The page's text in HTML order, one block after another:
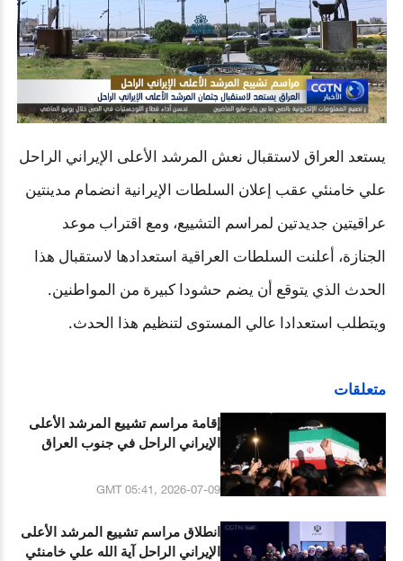
Mute Loaded:
24.45%
Playback
Rate
Auto
Auto
يستعد العراق لاستقبال نعش المرشد الأعلى الإيراني الراحل
علي خامنئي عقب إعلان السلطات الإيرانية انضمام مدينتين
عراقيتين جديدتين لمراسم التشييع، ومع اقتراب موعد
الجنازة، أعلنت السلطات العراقية استعدادها لاستقبال هذا
الحدث الذي يتوقع أن يضم حشودا كبيرة من المواطنين.
ويتطلب استعدادا عالي المستوى لتنظيم هذا الحدث.
متعلقات
إقامة مراسم تشييع المرشد الأعلى
الإيراني الراحل في جنوب العراق
GMT 05:41, 2026-07-09
انطلاق مراسم تشييع المرشد الأعلى
الإيراني الراحل آية الله علي خامنئي